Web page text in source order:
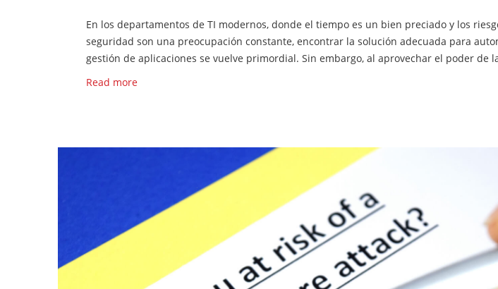
En los departamentos de TI modernos, donde el tiempo es un bien preciado y los
seguridad son una preocupación constante, encontrar la solución adecuada para
gestión de aplicaciones se vuelve primordial. Sin embargo, al aprovechar el poder de
Read more